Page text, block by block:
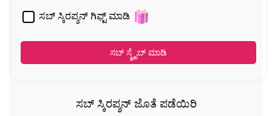
ಸಬ್ ಸ್ಕಿರಪ್ಶನ್ ಗಿಫ್ಟ್ ಮಾಡಿ
ಸಬ್ ಸ್ಕ್ರೈಬ್ ಮಾಡಿ
ಸಬ್ ಸ್ಕಿರಪ್ಶನ್ ಜೊತೆ ಪಡೆಯಿರಿ